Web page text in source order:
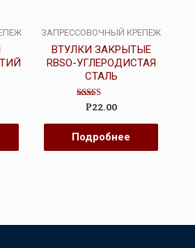
ЗАПРЕССОВОЧНЫЙ КРЕПЕЖ
ВТУЛКИ ЗАКРЫТЫЕ
RBSO-УГЛЕРОДИСТАЯ
СТАЛЬ
Оценка
из 5
Р22.00
Подробнее